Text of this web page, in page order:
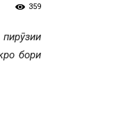
359
бори